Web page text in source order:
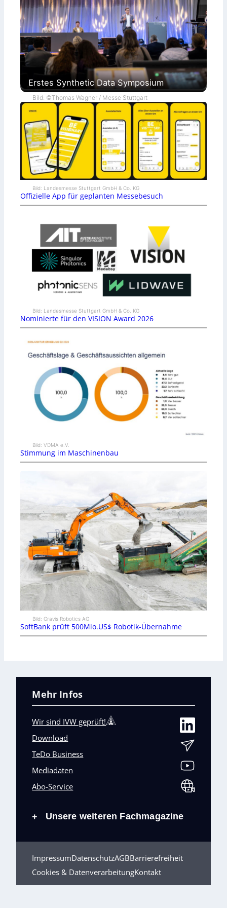
Erstes Synthetic Data Symposium
Bild: ©Thomas Wagner / Messe Stuttgart
Bild: Landesmesse Stuttgart GmbH & Co. KG
Offizielle App für geplanten Messebesuch
Bild: Landesmesse Stuttgart GmbH & Co. KG
Nominierte für den VISION Award 2026
Bild: VDMA e.V.
Stimmung im Maschinenbau
Bild: Gravis Robotics AG
SoftBank prüft 500Mio.US$ Robotik-Übernahme
Mehr Infos
Wir sind IVW geprüft!
Download
TeDo Business
Mediadaten
Abo-Service
+ Unsere weiteren Fachmagazine
ImpressumDatenschutzAGBBarrierefreiheit
Cookies & DatenverarbeitungKontakt